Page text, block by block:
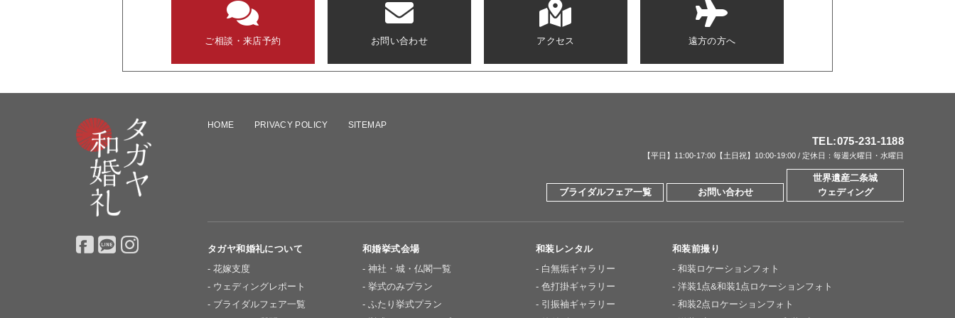
ご相談・来店予約 お問い合わせ アクセス 遠方の方へ
HOME PRIVACY POLICY SITEMAP
TEL:075-231-1188
【平日】11:00-17:00【土日祝】10:00-19:00 / 定休日：毎週火曜日・水曜日
ブライダルフェア一覧 お問い合わせ
世界遺産二条城
ウェディング
タガヤ和婚礼について
花嫁支度
ウェディングレポート
ブライダルフェア一覧
和婚挙式会場
神社・城・仏閣一覧
挙式のみプラン
ふたり挙式プラン
和装レンタル
白無垢ギャラリー
色打掛ギャラリー
引振袖ギャラリー
和装前撮り
和装ロケーションフォト
洋装1点&和装1点ロケーションフォト
和装2点ロケーションフォト